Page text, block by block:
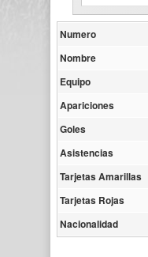
Numero
Nombre
Equipo
Apariciones
Goles
Asistencias
Tarjetas Amarillas
Tarjetas Rojas
Nacionalidad